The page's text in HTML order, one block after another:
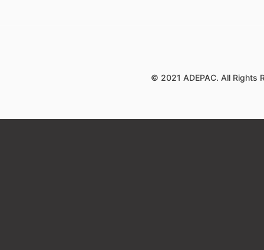
© 2021 ADEPAC. All Rights